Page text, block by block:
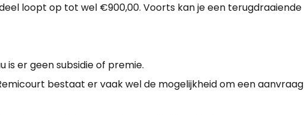
loopt op tot wel €900,00. Voorts kan je een terugdraaiende
is er geen subsidie of premie.
bestaat er vaak wel de mogelijkheid om een aanvraag